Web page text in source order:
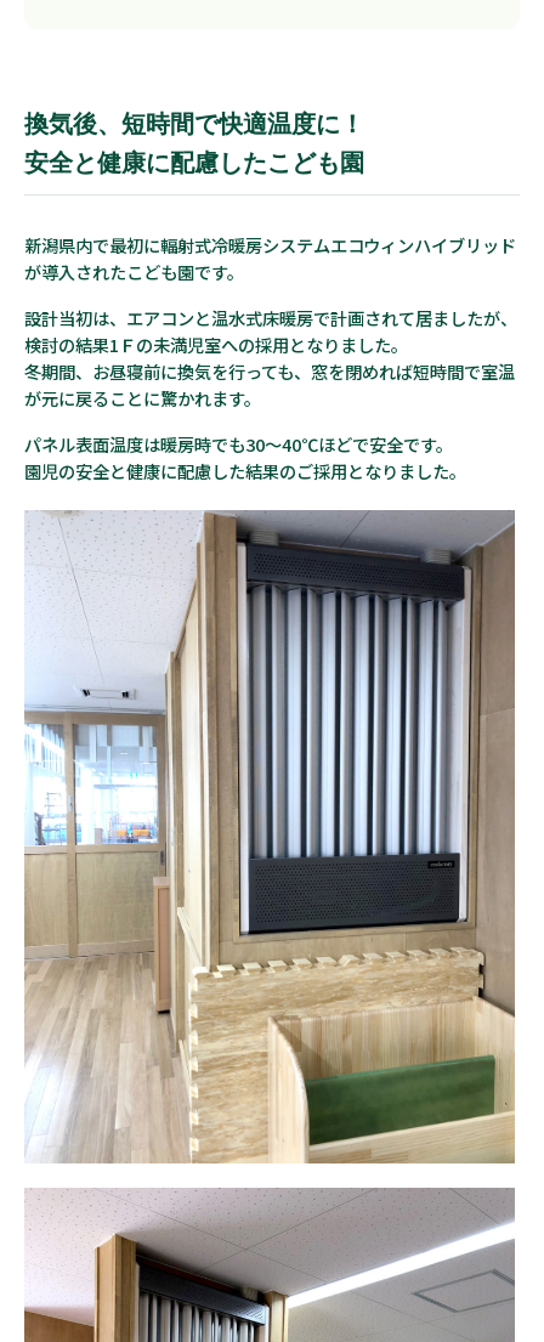
換気後、短時間で快適温度に！
安全と健康に配慮したこども園
新潟県内で最初に輻射式冷暖房システムエコウィンハイブリッド
が導入されたこども園です。
設計当初は、エアコンと温水式床暖房で計画されて居ましたが、
検討の結果1Ｆの未満児室への採用となりました。
冬期間、お昼寝前に換気を行っても、窓を閉めれば短時間で室温
が元に戻ることに驚かれます。
パネル表面温度は暖房時でも30～40℃ほどで安全です。
園児の安全と健康に配慮した結果のご採用となりました。